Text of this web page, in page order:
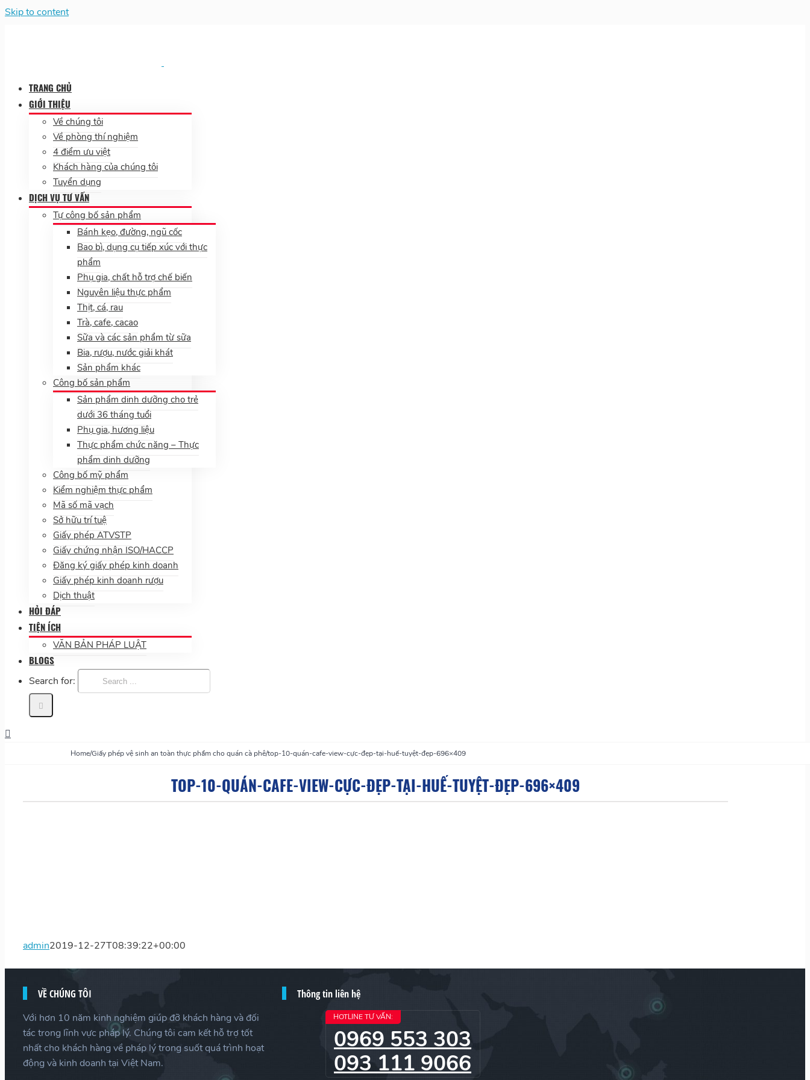
Skip to content
TRANG CHỦ
GIỚI THIỆU
Về chúng tôi
Về phòng thí nghiệm
4 điểm ưu việt
Khách hàng của chúng tôi
Tuyển dụng
DỊCH VỤ TƯ VẤN
Tự công bố sản phẩm
Bánh kẹo, đường, ngũ cốc
Bao bì, dụng cụ tiếp xúc với thực
phẩm
Phụ gia, chất hỗ trợ chế biến
Nguyên liệu thực phẩm
Thịt, cá, rau
Trà, cafe, cacao
Sữa và các sản phẩm từ sữa
Bia, rượu, nước giải khát
Sản phẩm khác
Công bố sản phẩm
Sản phẩm dinh dưỡng cho trẻ
dưới 36 tháng tuổi
Phụ gia, hương liệu
Thực phẩm chức năng – Thực
phẩm dinh dưỡng
Công bố mỹ phẩm
Kiểm nghiệm thực phẩm
Mã số mã vạch
Sở hữu trí tuệ
Giấy phép ATVSTP
Giấy chứng nhận ISO/HACCP
Đăng ký giấy phép kinh doanh
Giấy phép kinh doanh rượu
Dịch thuật
HỎI ĐÁP
TIỆN ÍCH
VĂN BẢN PHÁP LUẬT
BLOGS
Search for:
Home/Giấy phép vệ sinh an toàn thực phẩm cho quán cà phê/top-10-quán-cafe-view-cực-đẹp-tại-huế-tuyệt-đẹp-696×409
TOP-10-QUÁN-CAFE-VIEW-CỰC-ĐẸP-TẠI-HUẾ-TUYỆT-ĐẸP-696×409
admin2019-12-27T08:39:22+00:00
VỀ CHÚNG TÔI
Với hơn 10 năm kinh nghiệm giúp đỡ khách hàng và đối
tác trong lĩnh vực pháp lý. Chúng tôi cam kết hỗ trợ tốt
nhất cho khách hàng về pháp lý trong suốt quá trình hoạt
động và kinh doanh tại Việt Nam.
Thông tin liên hệ
HOTLINE TƯ VẤN:
0969 553 303
093 111 9066